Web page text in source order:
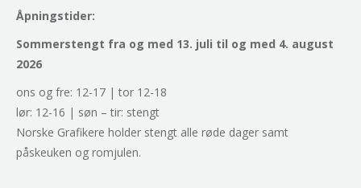
Åpningstider:
Sommerstengt fra og med 13. juli til og med 4. august
2026
ons og fre: 12-17 | tor 12-18
lør: 12-16 | søn – tir: stengt
Norske Grafikere holder stengt alle røde dager samt
påskeuken og romjulen.